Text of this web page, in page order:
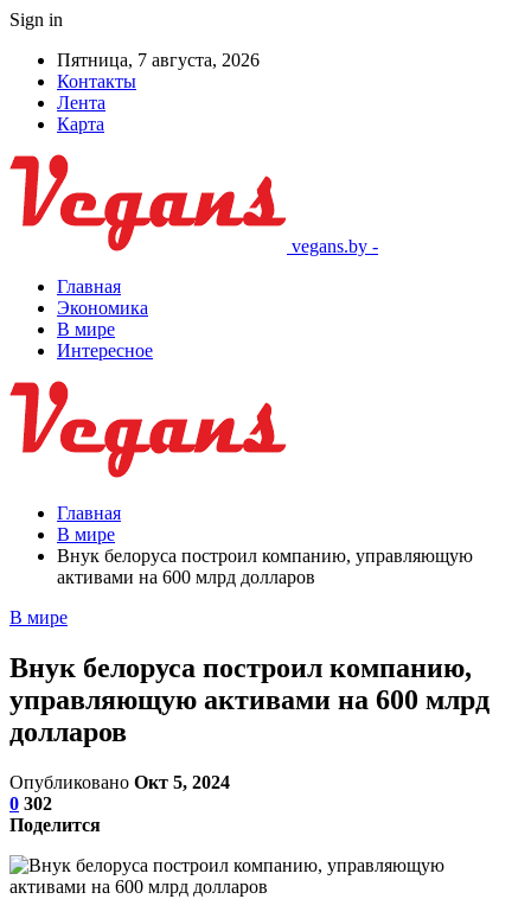
Sign in
Пятница, 7 августа, 2026
Контакты
Лента
Карта
vegans.by -
Главная
Экономика
В мире
Интересное
Главная
В мире
Внук белоруса построил компанию, управляющую
активами на 600 млрд долларов
В мире
Внук белоруса построил компанию,
управляющую активами на 600 млрд
долларов
Опубликовано Окт 5, 2024
0 302
Поделится